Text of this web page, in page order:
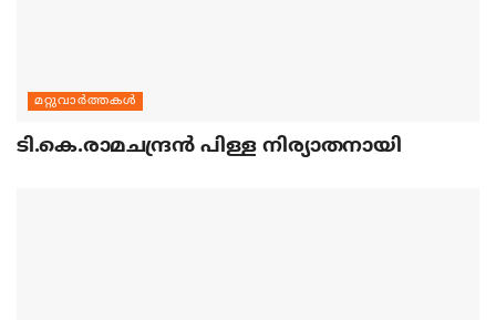
മറ്റുവാര്‍ത്തകള്‍
ടി.കെ.രാമചന്ദ്രന്‍ പിള്ള നിര്യാതനായി